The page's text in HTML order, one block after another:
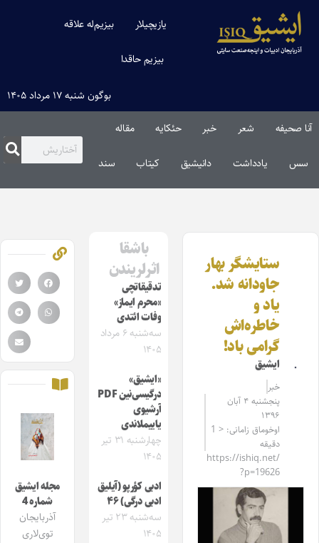
یازیچیلار بیزیم‌له علاقه
بیزیم حاقدا
بوگون شنبه ۱۷ مرداد ۱۴۰۵
آنا صحیفه شعر خبر حئکایه مقاله‌
سس یادداشت دانیشیق کیتاب سند
ستایشگر بهار
جاودانه شد.
یاد و
خاطره‌اش
گرامی باد!
ایشیق
خبر
پنجشنبه ۴ آبان
۱۳۹۶
اوخوماق زامانی: < 1
دقیقه
https://ishiq.net/
?p=19626
باشقا
اثرلریندن
تدقیقاتچی
«محرم ایماز»
وفات ائتدی
سه‌شنبه ۶ مرداد
۱۴۰۵
«ایشیق»
درگیسی‌نین PDF
آرشیوی
یاییملاندی
چهارشنبه ۳۱ تیر
۱۴۰۵
ادبی کؤرپو (آیلیق
ادبی درگی) ۴۶
سه‌شنبه ۲۳ تیر
۱۴۰۵
مجله ایشیق
شماره 4
آذربایجان
توی‌لاری